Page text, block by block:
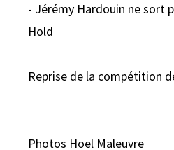
- Jérémy Hardouin ne sort
Hold
Reprise de la compétition
Photos Hoel Maleuvre